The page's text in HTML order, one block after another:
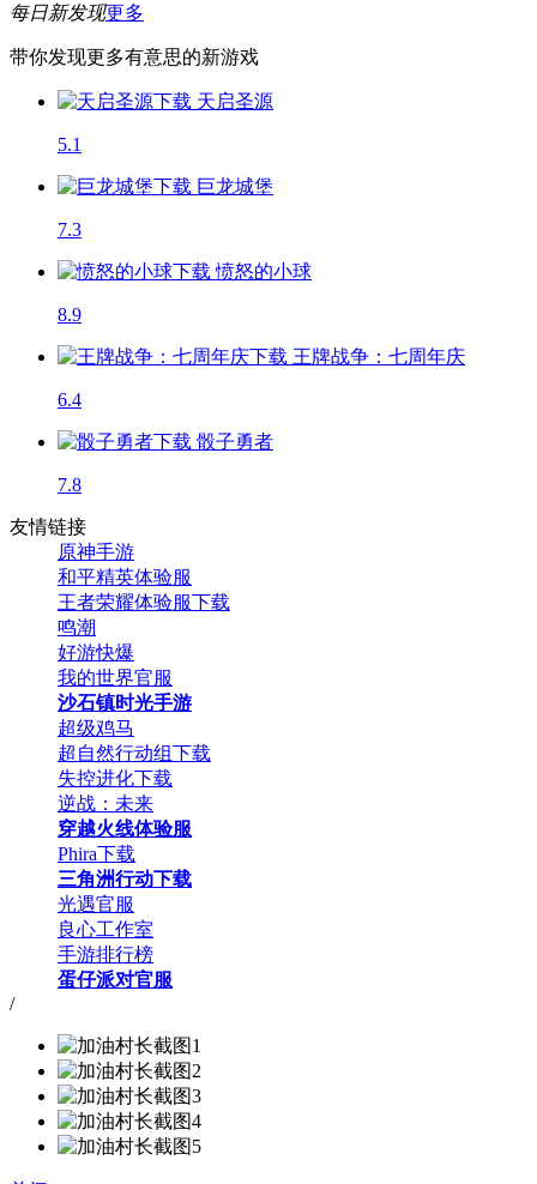
每日新发现更多
带你发现更多有意思的新游戏
天启圣源
5.1
巨龙城堡
7.3
愤怒的小球
8.9
王牌战争：七周年庆
6.4
骰子勇者
7.8
友情链接
原神手游
和平精英体验服
王者荣耀体验服下载
鸣潮
好游快爆
我的世界官服
沙石镇时光手游
超级鸡马
超自然行动组下载
失控进化下载
逆战：未来
穿越火线体验服
Phira下载
三角洲行动下载
光遇官服
良心工作室
手游排行榜
蛋仔派对官服
/